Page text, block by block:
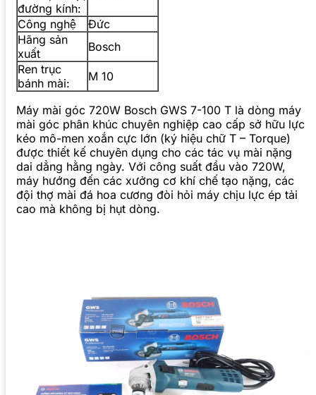
đường kính:
Công nghệ
Đức
Hãng sản
xuất
Bosch
Ren trục
bánh mài:
M 10
Máy mài góc 720W Bosch GWS 7-100 T là dòng máy
mài góc phân khúc chuyên nghiệp cao cấp sở hữu lực
kéo mô-men xoắn cực lớn (ký hiệu chữ T – Torque)
được thiết kế chuyên dụng cho các tác vụ mài nặng
dai dẳng hằng ngày. Với công suất đầu vào 720W,
máy hướng đến các xưởng cơ khí chế tạo nặng, các
đội thợ mài đá hoa cương đòi hỏi máy chịu lực ép tải
cao mà không bị hụt dòng.